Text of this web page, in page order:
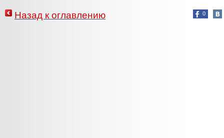
0
Назад к оглавлению